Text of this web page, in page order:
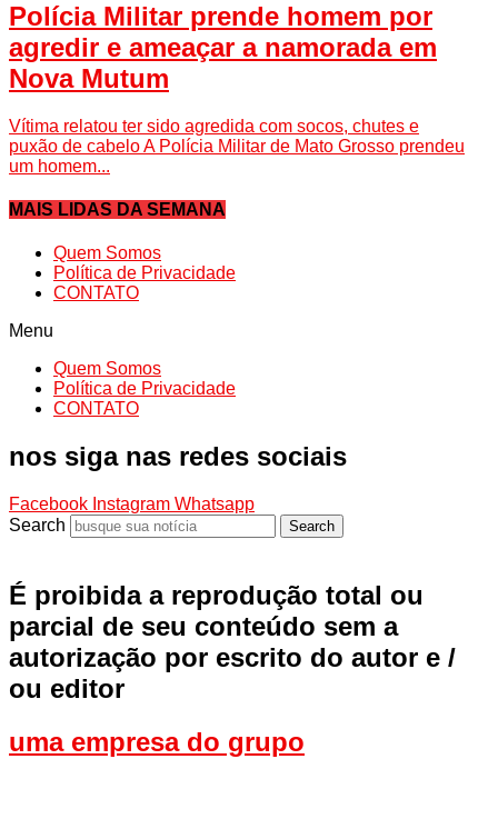
Polícia Militar prende homem por
agredir e ameaçar a namorada em
Nova Mutum
Vítima relatou ter sido agredida com socos, chutes e
puxão de cabelo A Polícia Militar de Mato Grosso prendeu
um homem...
MAIS LIDAS DA SEMANA
Quem Somos
Política de Privacidade
CONTATO
Menu
Quem Somos
Política de Privacidade
CONTATO
nos siga nas redes sociais
Facebook Instagram Whatsapp
Search
Search
É proibida a reprodução total ou
parcial de seu conteúdo sem a
autorização por escrito do autor e /
ou editor
uma empresa do grupo